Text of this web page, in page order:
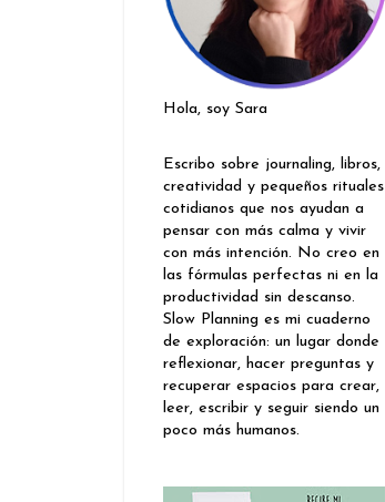
Hola, soy Sara
Escribo sobre journaling, libros,
creatividad y pequeños rituales
cotidianos que nos ayudan a
pensar con más calma y vivir
con más intención. No creo en
las fórmulas perfectas ni en la
productividad sin descanso.
Slow Planning es mi cuaderno
de exploración: un lugar donde
reflexionar, hacer preguntas y
recuperar espacios para crear,
leer, escribir y seguir siendo un
poco más humanos.